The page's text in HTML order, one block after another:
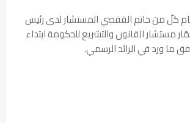
كلّ من حاتم القفصي المستشار لدى رئيس
مستشار القانون والتشريع للحكومة ابتداء